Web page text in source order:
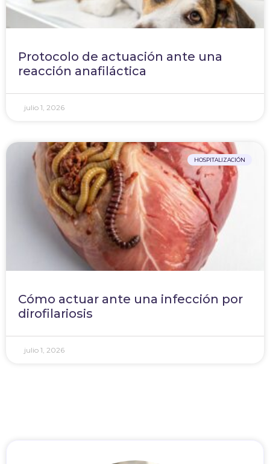
Protocolo de actuación ante una
reacción anafiláctica
julio 1, 2026
HOSPITALIZACIÓN
Cómo actuar ante una infección por
dirofilariosis
julio 1, 2026